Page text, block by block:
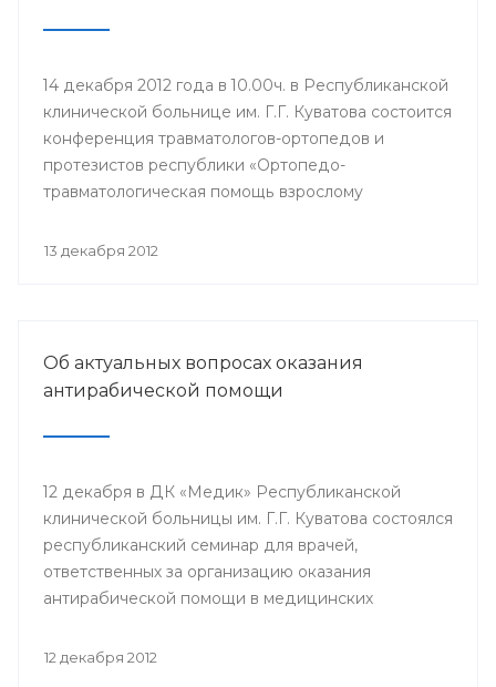
14 декабря 2012 года в 10.00ч. в Республиканской
клинической больнице им. Г.Г. Куватова состоится
конференция травматологов-ортопедов и
протезистов республики «Ортопедо-
травматологическая помощь взрослому
Мероприятие организовано Минздравом РБ в
13 декабря 2012
Об актуальных вопросах оказания
антирабической помощи
12 декабря в ДК «Медик» Республиканской
клинической больницы им. Г.Г. Куватова состоялся
республиканский семинар для врачей,
ответственных за организацию оказания
антирабической помощи в медицинских
организовано Минздравом РБ с целью
12 декабря 2012